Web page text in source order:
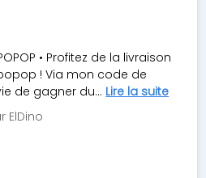
• Profitez de la livraison
! Via mon code de
de gagner du... Lire la suite
ElDino